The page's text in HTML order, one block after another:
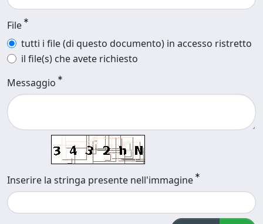
File
tutti i file (di questo documento) in accesso ristretto
il file(s) che avete richiesto
Messaggio
Inserire la stringa presente nell'immagine